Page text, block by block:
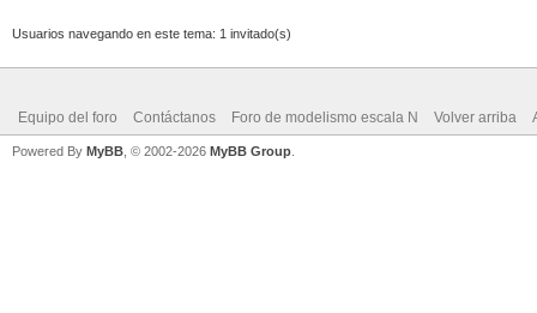
Usuarios navegando en este tema: 1 invitado(s)
Equipo del foro Contáctanos Foro de modelismo escala N Volver arriba
Powered By MyBB , © 2002-2026 MyBB Group